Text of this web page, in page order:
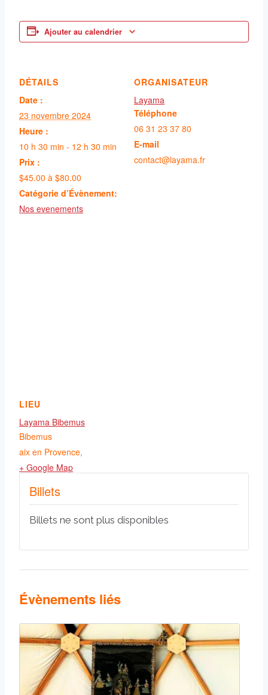
Ajouter au calendrier
DÉTAILS
Date :
23 novembre 2024
Heure :
10 h 30 min - 12 h 30 min
Prix :
$45.00 à $80.00
Catégorie d’Évènement:
Nos evenements
ORGANISATEUR
Layama
Téléphone
06 31 23 37 80
E-mail
contact@layama.fr
LIEU
Layama Bibemus
Bibemus
aix en Provence,
+ Google Map
Billets
Billets ne sont plus disponibles
Évènements liés